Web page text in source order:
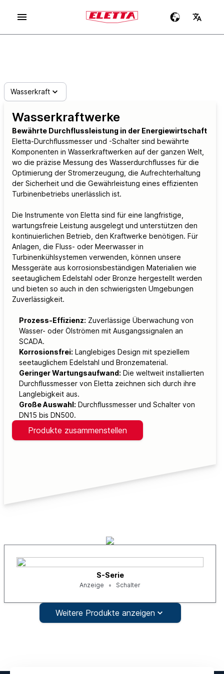
Wasserkraft
Wasserkraftwerke
Bewährte Durchflussleistung in der Energiewirtschaft
Eletta-Durchflussmesser und -Schalter sind bewährte
Komponenten in Wasserkraftwerken auf der ganzen Welt,
wo die präzise Messung des Wasserdurchflusses für die
Optimierung der Stromerzeugung, die Aufrechterhaltung
der Sicherheit und die Gewährleistung eines effizienten
Turbinenbetriebs unerlässlich ist.
Die Instrumente von Eletta sind für eine langfristige,
wartungsfreie Leistung ausgelegt und unterstützen den
kontinuierlichen Betrieb, den Kraftwerke benötigen. Für
Anlagen, die Fluss- oder Meerwasser in
Turbinenkühlsystemen verwenden, können unsere
Messgeräte aus korrosionsbeständigen Materialien wie
seetauglichem Edelstahl oder Bronze hergestellt werden
und bieten so auch in den schwierigsten Umgebungen
Zuverlässigkeit.
Prozess-Effizienz: Zuverlässige Überwachung von
Wasser- oder Ölströmen mit Ausgangssignalen an
SCADA.
Korrosionsfrei: Langlebiges Design mit speziellem
seetauglichem Edelstahl und Bronzematerial.
Geringer Wartungsaufwand: Die weltweit installierten
Durchflussmesser von Eletta zeichnen sich durch ihre
Langlebigkeit aus.
Große Auswahl: Durchflussmesser und Schalter von
DN15 bis DN500.
Produkte zusammenstellen
S-Serie
Anzeige Schalter
Weitere Produkte anzeigen